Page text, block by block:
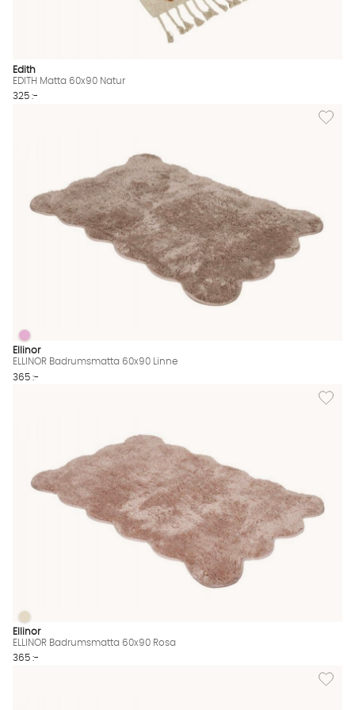
Edith
EDITH Matta 60x90 Natur
325 :-
Lägg
ELLINOR Badrumsmatta 60x90 Linne Finns även i dessa färger:
ELLINOR Badrumsmatta 60x90 Linne
Ellinor
ELLINOR Badrumsmatta 60x90 Linne
365 :-
Lägg
ELLINOR Badrumsmatta 60x90 Rosa Finns även i dessa färger:
ELLINOR Badrumsmatta 60x90 Rosa
Ellinor
ELLINOR Badrumsmatta 60x90 Rosa
365 :-
Lägg